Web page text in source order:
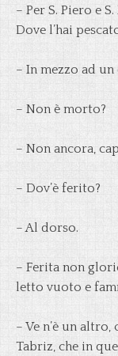
– Per S. Piero e
Dove l’hai
– In mezzo ad
– Non è morto?
– Non ancora,
– Dov’è ferito?
– Al dorso.
– Ferita non
letto vuoto e
– Ve n’è un
Tabriz, che in